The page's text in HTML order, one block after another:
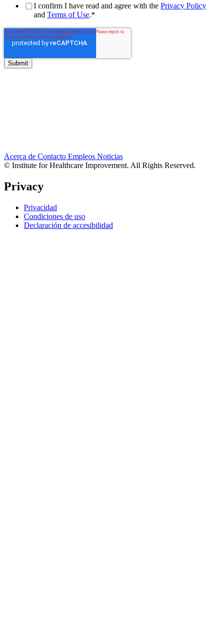
I confirm I have read and agree with the Privacy Policy
and Terms of Use.*
Acerca de Contacto Empleos Noticias
© Institute for Healthcare Improvement. All Rights Reserved.
Privacy
Privacidad
Condiciones de uso
Declaración de accesibilidad